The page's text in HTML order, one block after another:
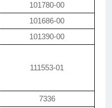
101780-00
101686-00
101390-00
111553-01
7336